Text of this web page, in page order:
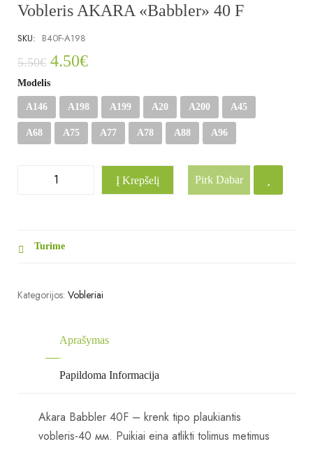
Vobleris AKARA «Babbler» 40 F
SKU: B40F-A198
5.50€ 4.50€
Modelis
A146 A198 A199 A20 A200 A45
A68 A75 A77 A78 A88 A96
Į Krepšelį Pirk Dabar
Turime
Kategorijos: Vobleriai
Aprašymas
Papildoma Informacija
Akara Babbler 40F – krenk tipo plaukiantis
vobleris-40 мм. Puikiai eina atlikti tolimus metimus